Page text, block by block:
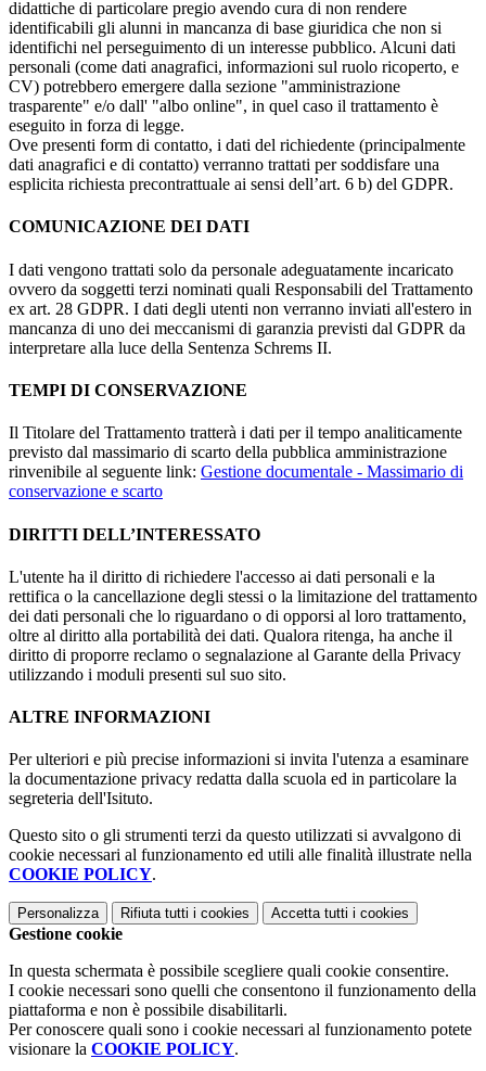
didattiche di particolare pregio avendo cura di non rendere
identificabili gli alunni in mancanza di base giuridica che non si
identifichi nel perseguimento di un interesse pubblico. Alcuni dati
personali (come dati anagrafici, informazioni sul ruolo ricoperto, e
CV) potrebbero emergere dalla sezione "amministrazione
trasparente" e/o dall' "albo online", in quel caso il trattamento è
eseguito in forza di legge.
Ove presenti form di contatto, i dati del richiedente (principalmente
dati anagrafici e di contatto) verranno trattati per soddisfare una
esplicita richiesta precontrattuale ai sensi dell’art. 6 b) del GDPR.
COMUNICAZIONE DEI DATI
I dati vengono trattati solo da personale adeguatamente incaricato
ovvero da soggetti terzi nominati quali Responsabili del Trattamento
ex art. 28 GDPR. I dati degli utenti non verranno inviati all'estero in
mancanza di uno dei meccanismi di garanzia previsti dal GDPR da
interpretare alla luce della Sentenza Schrems II.
TEMPI DI CONSERVAZIONE
Il Titolare del Trattamento tratterà i dati per il tempo analiticamente
previsto dal massimario di scarto della pubblica amministrazione
rinvenibile al seguente link: Gestione documentale - Massimario di
conservazione e scarto
DIRITTI DELL’INTERESSATO
L'utente ha il diritto di richiedere l'accesso ai dati personali e la
rettifica o la cancellazione degli stessi o la limitazione del trattamento
dei dati personali che lo riguardano o di opporsi al loro trattamento,
oltre al diritto alla portabilità dei dati. Qualora ritenga, ha anche il
diritto di proporre reclamo o segnalazione al Garante della Privacy
utilizzando i moduli presenti sul suo sito.
ALTRE INFORMAZIONI
Per ulteriori e più precise informazioni si invita l'utenza a esaminare
la documentazione privacy redatta dalla scuola ed in particolare la
segreteria dell'Isituto.
Questo sito o gli strumenti terzi da questo utilizzati si avvalgono di
cookie necessari al funzionamento ed utili alle finalità illustrate nella
COOKIE POLICY.
Personalizza Rifiuta tutti i cookies Accetta tutti i cookies
Gestione cookie
In questa schermata è possibile scegliere quali cookie consentire.
I cookie necessari sono quelli che consentono il funzionamento della
piattaforma e non è possibile disabilitarli.
Per conoscere quali sono i cookie necessari al funzionamento potete
visionare la COOKIE POLICY.